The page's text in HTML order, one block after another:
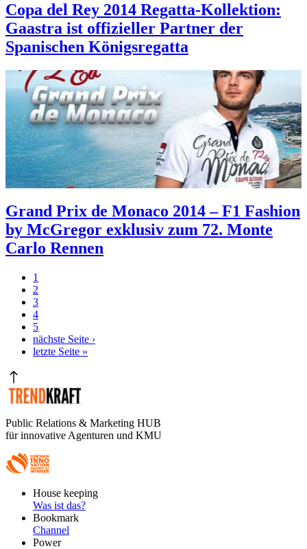
Copa del Rey 2014 Regatta-Kollektion:
Gaastra ist offizieller Partner der
Spanischen Königsregatta
Grand Prix de Monaco 2014 – F1 Fashion
by McGregor exklusiv zum 72. Monte
Carlo Rennen
Seitennummerierung
Aktuelle
Seite
1
Seite
2
Seite
3
Seite
4
Seite
5
Nächste
Seite
nächste Seite ›
Letzte
letzte Seite »
Public Relations & Marketing HUB
für innovative Agenturen und KMU
FooterHouse keeping
Was ist das?
Bookmark
Channel
Power